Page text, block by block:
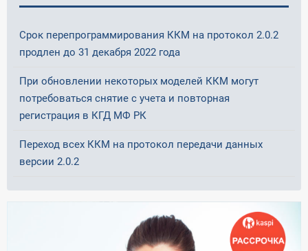
Срок перепрограммирования ККМ на протокол 2.0.2
продлен до 31 декабря 2022 года
При обновлении некоторых моделей ККМ могут
потребоваться снятие с учета и повторная
регистрация в КГД МФ РК
Переход всех ККМ на протокол передачи данных
версии 2.0.2